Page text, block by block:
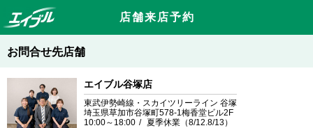
店舗来店予約
お問合せ先店舗
エイブル谷塚店
東武伊勢崎線・スカイツリーライン 谷塚
埼玉県草加市谷塚町578-1梅香堂ビル2F
10:00～18:00
夏季休業（8/12.8/13）